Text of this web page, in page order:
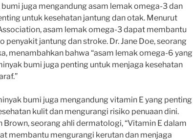
bumi juga mengandung asam lemak omega-3 dan
untuk kesehatan jantung dan otak. Menurut
asam lemak omega-3 dapat membantu
penyakit jantung dan stroke. Dr. Jane Doe, seorang
menambahkan bahwa “asam lemak omega-6 yang
bumi juga penting untuk menjaga kesehatan
bumi juga mengandung vitamin E yang penting
kulit dan mengurangi risiko penuaan dini.
Brown, seorang ahli dermatologi, “Vitamin E dalam
membantu mengurangi kerutan dan menjaga